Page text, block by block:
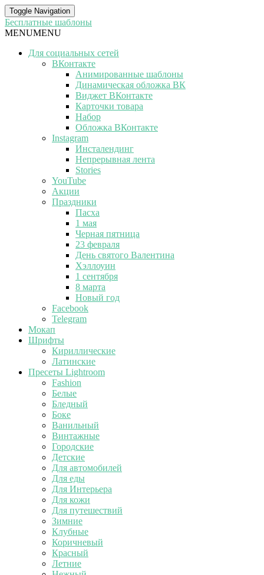
Toggle Navigation
Бесплатные шаблоны
MENUMENU
Для социальных сетей
ВКонтакте
Анимированные шаблоны
Динамическая обложка ВК
Виджет ВКонтакте
Карточки товара
Набор
Обложка ВКонтакте
Instagram
Инсталендинг
Непрерывная лента
Stories
YouTube
Акции
Праздники
Пасха
1 мая
Черная пятница
23 февраля
День святого Валентина
Хэллоуин
1 сентября
8 марта
Новый год
Facebook
Telegram
Мокап
Шрифты
Кириллические
Латинские
Пресеты Lightroom
Fashion
Белые
Бледный
Боке
Ванильный
Винтажные
Городские
Детские
Для автомобилей
Для еды
Для Интерьера
Для кожи
Для путешествий
Зимние
Клубные
Коричневый
Красный
Летние